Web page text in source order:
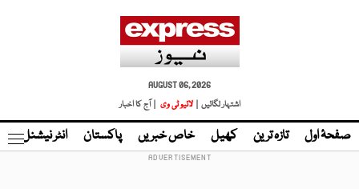
AUGUST 06, 2026
اشتہار لگائیں |
لائیو ٹی وی | آج کا اخبار
صفحۂ اول تازہ ترین کھیل خاص خبریں پاکستان انٹر نیشنل